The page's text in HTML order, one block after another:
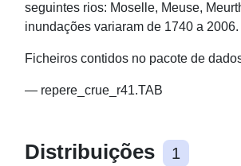
seguintes rios: Moselle, Meuse,
inundações variaram de 1740 a 2006.
Ficheiros contidos no pacote de
— repere_crue_r41.TAB
Distribuições 1